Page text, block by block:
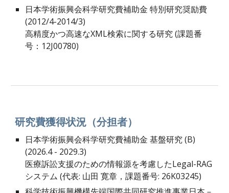
日本学術振興会科学研究費補助金 特別研究奨励費
(2012/4-2014/3)
高精度かつ高速なXML検索に関する研究 (課題番
号：12J00780)
研究費獲得状況（分担者）
日本学術振興会科学研究費補助金 基盤研究 (B)
(2026.4 - 2029.3)
医療訴訟支援のための情報源を考慮したLegal-RAG
システム (代表: 山田 寛章 ，課題番号: 26K03245)